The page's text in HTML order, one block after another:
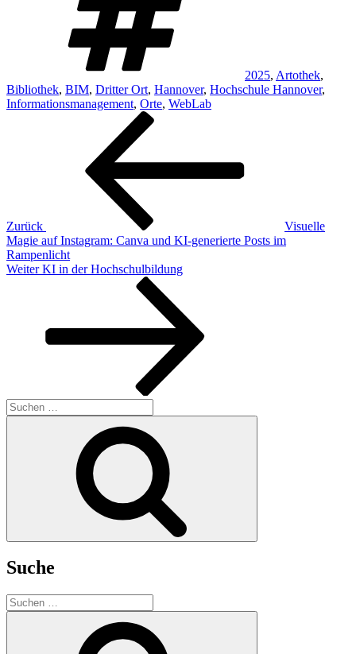
2025, Artothek,
Bibliothek, BIM, Dritter Ort, Hannover, Hochschule Hannover,
Informationsmanagement, Orte, WebLab
Beitragsnavigation
Zurück
Visuelle
Magie auf Instagram: Canva und KI-generierte Posts im
Rampenlicht
Nächster
Weiter KI in der Hochschulbildung
Suchen
nach:
Suche
Suchen
nach: